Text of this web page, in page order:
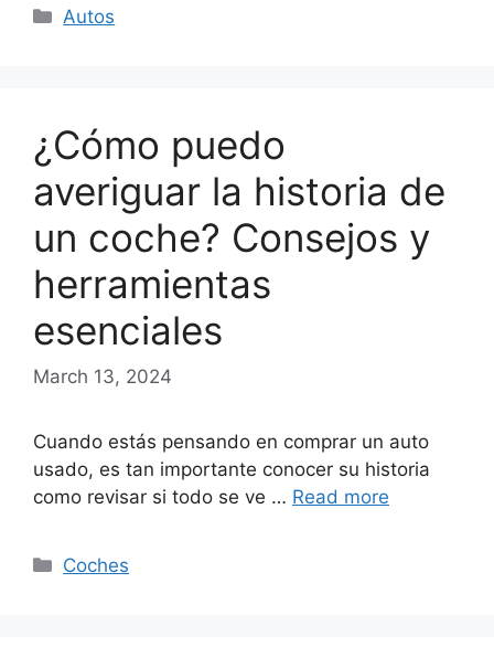
Categories
Autos
¿Cómo puedo
averiguar la historia de
un coche? Consejos y
herramientas
esenciales
March 13, 2024
Cuando estás pensando en comprar un auto
usado, es tan importante conocer su historia
como revisar si todo se ve … Read more
Categories
Coches